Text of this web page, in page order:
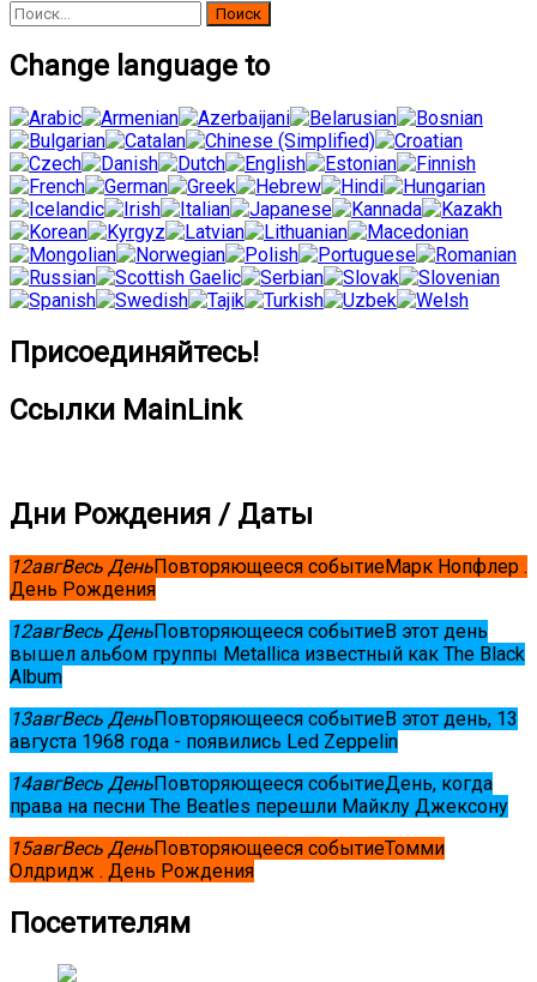
Найти:
Change language to
Присоединяйтесь!
Ссылки MainLink
Дни Рождения / Даты
12авгВесь ДеньПовторяющееся событиеМарк Нопфлер .
День Рождения
12авгВесь ДеньПовторяющееся событиеВ этот день
вышел альбом группы Metallica известный как The Black
Album
13авгВесь ДеньПовторяющееся событиеВ этот день, 13
августа 1968 года - появились Led Zeppelin
14авгВесь ДеньПовторяющееся событиеДень, когда
права на песни The Beatles перешли Майклу Джексону
15авгВесь ДеньПовторяющееся событиеТомми
Олдридж . День Рождения
Посетителям